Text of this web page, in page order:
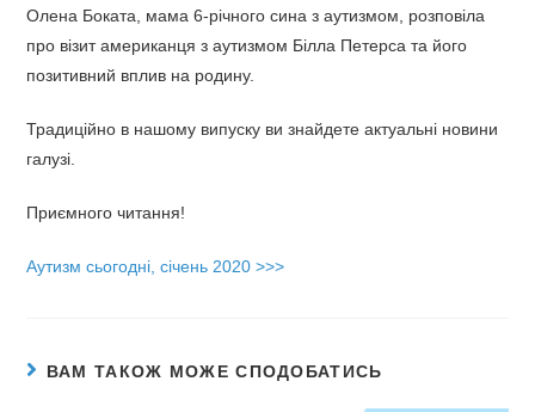
Олена Боката, мама 6-річного сина з аутизмом, розповіла
про візит американця з аутизмом Білла Петерса та його
позитивний вплив на родину.
Традиційно в нашому випуску ви знайдете актуальні новини
галузі.
Приємного читання!
Аутизм сьогодні, січень 2020 >>>
ВАМ ТАКОЖ МОЖЕ СПОДОБАТИСЬ